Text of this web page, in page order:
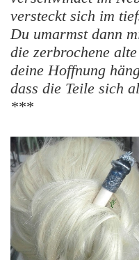
versteckt sich im
Du umarmst dann
die zerbrochene
deine Hoffnung
dass die Teile sich
***